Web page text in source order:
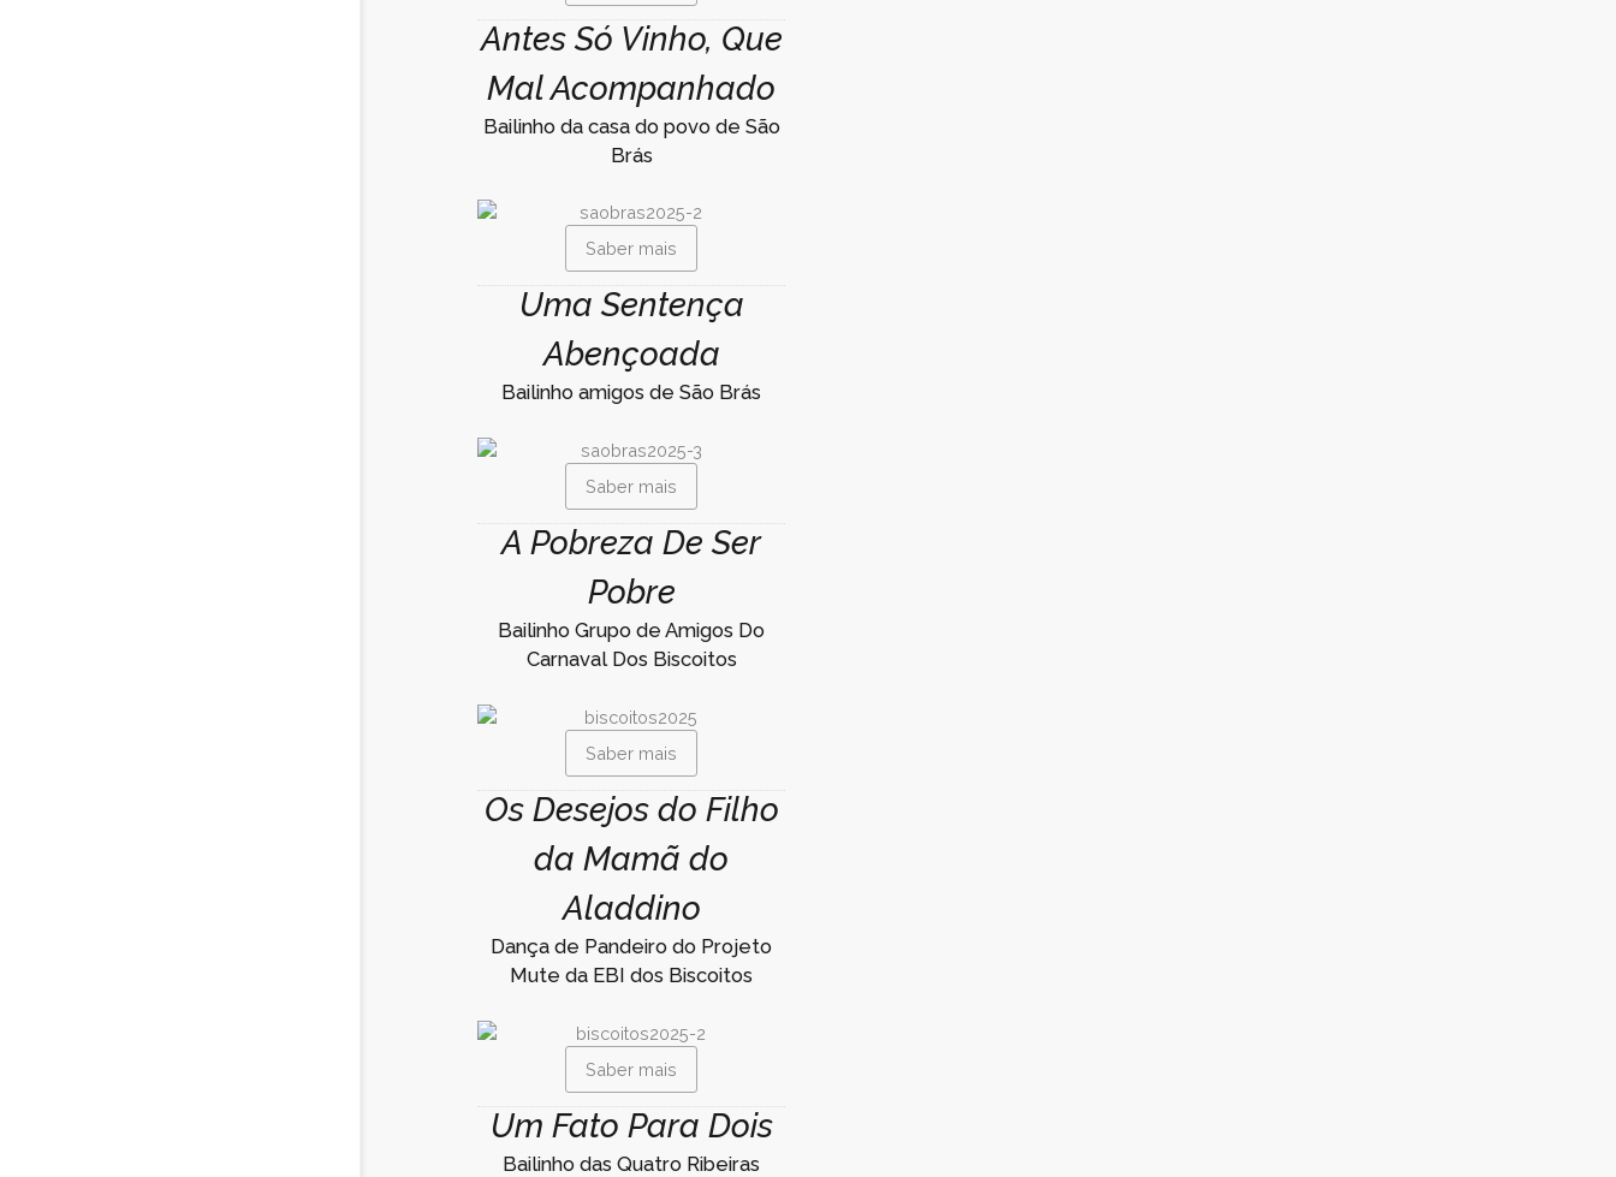
Antes Só Vinho, Que
Mal Acompanhado
Bailinho da casa do povo de São
Brás
Saber mais
Uma Sentença
Abençoada
Bailinho amigos de São Brás
Saber mais
A Pobreza De Ser
Pobre
Bailinho Grupo de Amigos Do
Carnaval Dos Biscoitos
Saber mais
Os Desejos do Filho
da Mamã do
Aladdino
Dança de Pandeiro do Projeto
Mute da EBI dos Biscoitos
Saber mais
Um Fato Para Dois
Bailinho das Quatro Ribeiras